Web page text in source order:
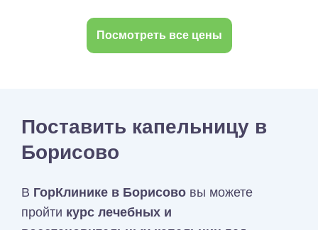
Посмотреть все цены
Поставить капельницу в
Борисово
В ГорКлинике в Борисово вы можете
пройти курс лечебных и